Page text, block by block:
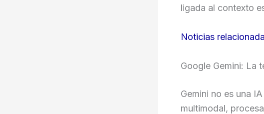
ligada al contexto
Noticias
Google Gemini: La
Gemini no es una
multimodal,